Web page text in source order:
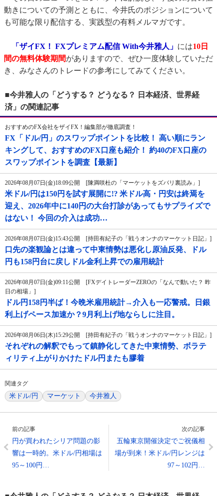
動きについての予測とともに、今井氏のポジションについて
も可能な限り配信する、実践型の有料メルマガです。
「ザイFX！ FXプレミアム配信 With今井雅人」 には10日
間の無料体験期間がありますので、ぜひ一度体験していただ
き、みなさんのトレードの参考にしてみてください。
■今井雅人の「どうする？ どうなる？ 日本経済、世界経
済」の関連記事
おすすめのFX会社をザイFX！編集部が徹底調査！
FX「ドル/円」のスワップポイントを比較！ 高い順にラン
キングして、おすすめのFX口座も紹介！ 約40のFX口座の
スワップポイントを調査【最新】
2026年08月07日(金)18:09公開 [陳満咲杜の「マーケットをズバリ裏読み」]
米ドル/円は150円を試す展開に!? 米ドル高・円安は終焉を
迎え、2026年中に140円の大台打診があってもサプライズで
はない！ 今回の介入は成功…
2026年08月07日(金)15:43公開 [持田有紀子の「戦うオンナのマーケット日記」]
口先の楽観論とは違って中東情勢は悪化し原油反発、ドル
円も158円台に戻しドル金利上昇での雇用統計
2026年08月07日(金)09:11公開 [FXデイトレーダーZEROの「なんで動いた？ 昨
日の相場」]
ドル円158円半ば！今晩米雇用統計→介入も一応警戒。日銀
利上げペース加速か？9月利上げ地ならしに注目。
2026年08月06日(木)15:29公開 [持田有紀子の「戦うオンナのマーケット日記」]
それぞれの解釈でもって鎮静化してきた中東情勢、ボラテ
ィリティ上がりかけたドル円またも膠着
関連タグ
米ドル/円 マーケット 今井雅人
前の記事
円が買われたシリア問題の影
響は一時的。米ドル/円相場は
95～100円…
次の記事
五輪東京開催決定でご祝儀相
場が到来！米ドル/円レンジは
97～102円…